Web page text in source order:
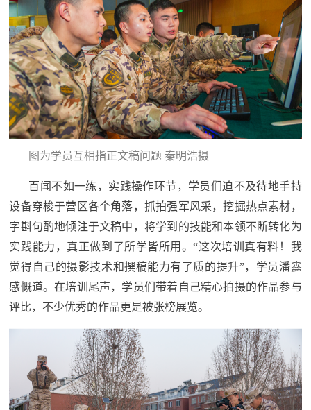
图为学员互相指正文稿问题 秦明浩摄
百闻不如一练，实践操作环节，学员们迫不及待地手持
设备穿梭于营区各个角落，抓拍强军风采，挖掘热点素材，
字斟句酌地倾注于文稿中，将学到的技能和本领不断转化为
实践能力，真正做到了所学皆所用。“这次培训真有料！我
觉得自己的摄影技术和撰稿能力有了质的提升”，学员潘鑫
感慨道。在培训尾声，学员们带着自己精心拍摄的作品参与
评比，不少优秀的作品更是被张榜展览。